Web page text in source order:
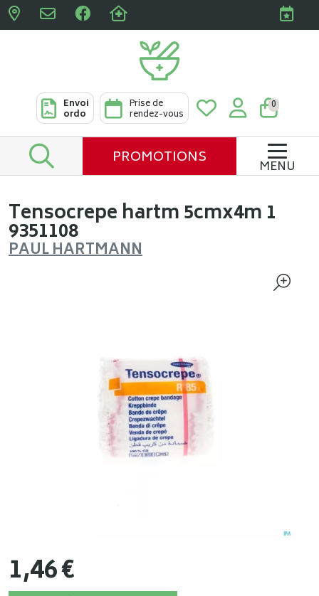
Pharmacies Clabots &
Envoi
ordo
Prise de
rendez-vous
0
PROMOTIONS MENU
Tensocrepe hartm 5cmx4m 1
9351108
PAUL HARTMANN
1,46€